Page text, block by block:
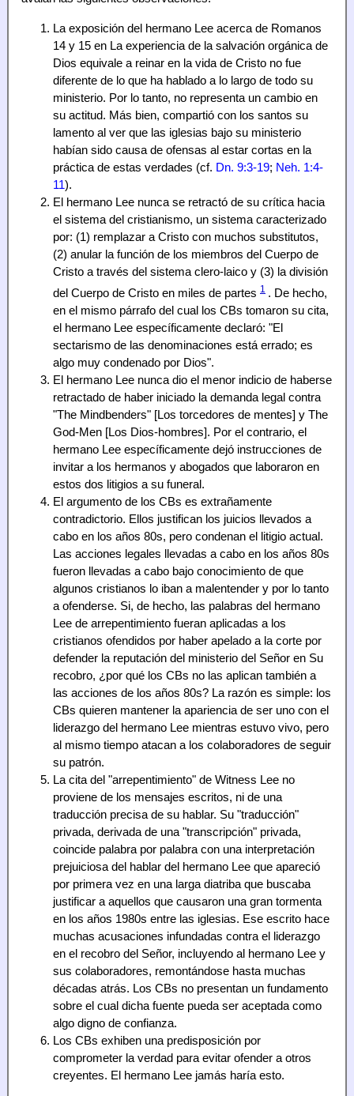
La exposición del hermano Lee acerca de Romanos
14 y 15 en La experiencia de la salvación orgánica de
Dios equivale a reinar en la vida de Cristo no fue
diferente de lo que ha hablado a lo largo de todo su
ministerio. Por lo tanto, no representa un cambio en
su actitud. Más bien, compartió con los santos su
lamento al ver que las iglesias bajo su ministerio
habían sido causa de ofensas al estar cortas en la
práctica de estas verdades (cf. Dn. 9:3-19; Neh. 1:4-
11).
El hermano Lee nunca se retractó de su crítica hacia
el sistema del cristianismo, un sistema caracterizado
por: (1) remplazar a Cristo con muchos substitutos,
(2) anular la función de los miembros del Cuerpo de
Cristo a través del sistema clero-laico y (3) la división
del Cuerpo de Cristo en miles de partes 1 . De hecho,
en el mismo párrafo del cual los CBs tomaron su cita,
el hermano Lee específicamente declaró: "El
sectarismo de las denominaciones está errado; es
algo muy condenado por Dios".
El hermano Lee nunca dio el menor indicio de haberse
retractado de haber iniciado la demanda legal contra
"The Mindbenders" [Los torcedores de mentes] y The
God-Men [Los Dios-hombres]. Por el contrario, el
hermano Lee específicamente dejó instrucciones de
invitar a los hermanos y abogados que laboraron en
estos dos litigios a su funeral.
El argumento de los CBs es extrañamente
contradictorio. Ellos justifican los juicios llevados a
cabo en los años 80s, pero condenan el litigio actual.
Las acciones legales llevadas a cabo en los años 80s
fueron llevadas a cabo bajo conocimiento de que
algunos cristianos lo iban a malentender y por lo tanto
a ofenderse. Si, de hecho, las palabras del hermano
Lee de arrepentimiento fueran aplicadas a los
cristianos ofendidos por haber apelado a la corte por
defender la reputación del ministerio del Señor en Su
recobro, ¿por qué los CBs no las aplican también a
las acciones de los años 80s? La razón es simple: los
CBs quieren mantener la apariencia de ser uno con el
liderazgo del hermano Lee mientras estuvo vivo, pero
al mismo tiempo atacan a los colaboradores de seguir
su patrón.
La cita del "arrepentimiento" de Witness Lee no
proviene de los mensajes escritos, ni de una
traducción precisa de su hablar. Su "traducción"
privada, derivada de una "transcripción" privada,
coincide palabra por palabra con una interpretación
prejuiciosa del hablar del hermano Lee que apareció
por primera vez en una larga diatriba que buscaba
justificar a aquellos que causaron una gran tormenta
en los años 1980s entre las iglesias. Ese escrito hace
muchas acusaciones infundadas contra el liderazgo
en el recobro del Señor, incluyendo al hermano Lee y
sus colaboradores, remontándose hasta muchas
décadas atrás. Los CBs no presentan un fundamento
sobre el cual dicha fuente pueda ser aceptada como
algo digno de confianza.
Los CBs exhiben una predisposición por
comprometer la verdad para evitar ofender a otros
creyentes. El hermano Lee jamás haría esto.